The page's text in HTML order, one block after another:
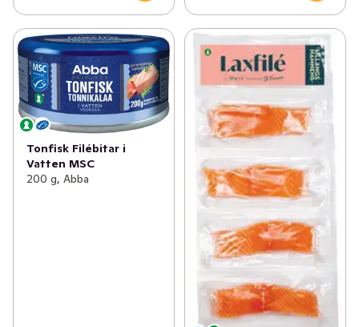
Tonfisk Filébitar i
Vatten MSC
200 g, Abba